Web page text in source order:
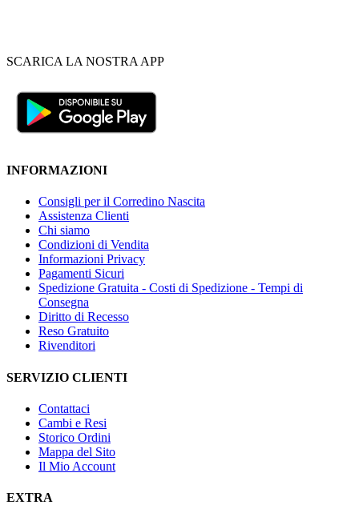
SCARICA LA NOSTRA APP
INFORMAZIONI
Consigli per il Corredino Nascita
Assistenza Clienti
Chi siamo
Condizioni di Vendita
Informazioni Privacy
Pagamenti Sicuri
Spedizione Gratuita - Costi di Spedizione - Tempi di
Consegna
Diritto di Recesso
Reso Gratuito
Rivenditori
SERVIZIO CLIENTI
Contattaci
Cambi e Resi
Storico Ordini
Mappa del Sito
Il Mio Account
EXTRA